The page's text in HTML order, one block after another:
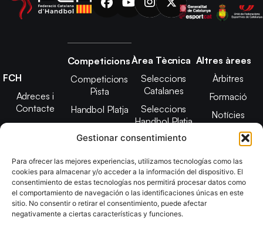
Gestionar consentimiento
Para ofrecer las mejores experiencias, utilizamos tecnologías como las
cookies para almacenar y/o acceder a la información del dispositivo. El
consentimiento de estas tecnologías nos permitirá procesar datos como
el comportamiento de navegación o las identificaciones únicas en este
sitio. No consentir o retirar el consentimiento, puede afectar
negativamente a ciertas características y funciones.
FCH
Adreces i
Contacte
Junta Directiva
2025
Estatuts
Transparència
Imatge
Competicions
Competicions
Pista
Handbol Platja
Àrea Tècnica
Seleccions
Catalanes
Seleccions
Handbol Platja
Tecnificació
CATH
Promoció
Altres àrees
Àrbitres
Formació
Notícies
Adreces de
contacte